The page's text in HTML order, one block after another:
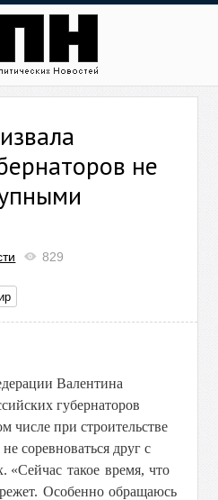
не
829
Валентина
губернаторов
числе при строительстве
соревноваться друг с
«Сейчас такое время, что
Особенно обращаюсь